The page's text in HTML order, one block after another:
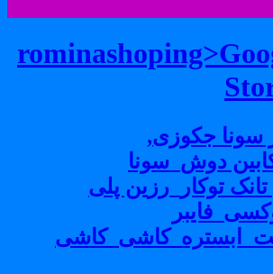
جکوزی,
دوش_سونا
توکار_رزین پلی